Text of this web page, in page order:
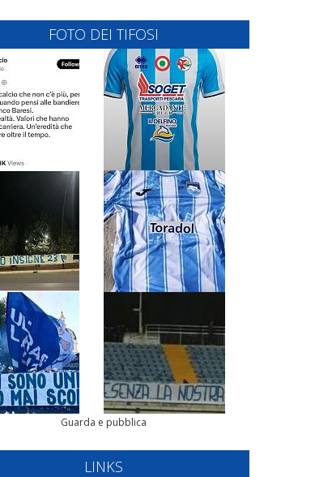
FOTO DEI TIFOSI
Guarda e pubblica
LINKS